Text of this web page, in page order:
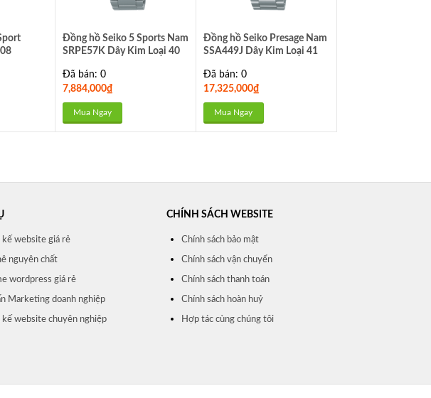
Đồng hồ Seiko 5 Sports Nam
SRPE57K Dây Kim Loại 40
Đã bán: 0
7,884,000₫
Mua Ngay
Đồng hồ Seiko Presage Nam
SSA449J Dây Kim Loại 41
Đã bán: 0
17,325,000₫
Mua Ngay
kế website giá rẻ
nguyên chất
wordpress giá rẻ
Marketing doanh nghiệp
kế website chuyên nghiệp
CHÍNH SÁCH WEBSITE
Chính sách bảo mật
Chính sách vận chuyển
Chính sách thanh toán
Chính sách hoàn huỷ
Hợp tác cùng chúng tôi